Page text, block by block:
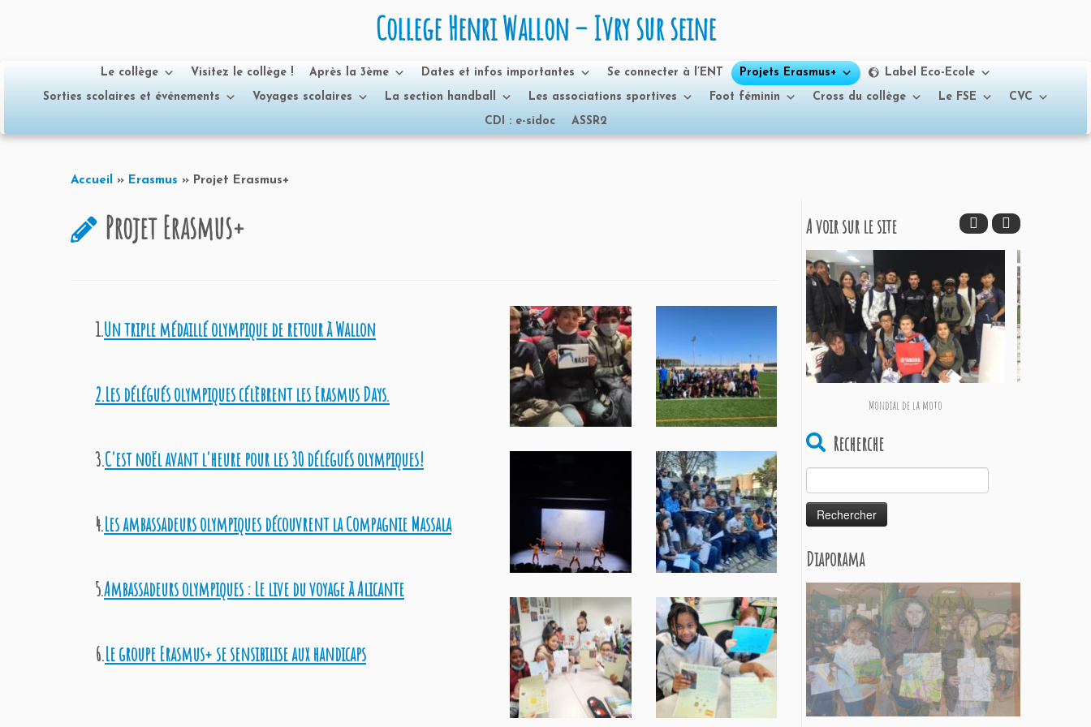
College Henri Wallon – Ivry sur seine
Le collège Visitez le collège ! Après la 3ème Dates et infos importantes Se connecter à l’ENT Projets Erasmus+
Label Eco-Ecole
Sorties scolaires et événements
Voyages scolaires La section handball Les associations sportives Foot féminin Cross du collège Le FSE
CVC
CDI : e-sidoc
ASSR2
Accueil » Erasmus » Projet Erasmus+
Projet Erasmus+
1.Un triple médaillé olympique de retour à Wallon
2.Les délégués olympiques célèbrent les Erasmus Days.
3.C'est noël avant l'heure pour les 30 délégués olympiques!
4.Les ambassadeurs olympiques découvrent la Compagnie Massala
5.Ambassadeurs olympiques : Le live du voyage à Alicante
6.Le groupe Erasmus+ se sensibilise aux handicaps
A voir sur le site
Mondial de la moto
Recherche
Diaporama